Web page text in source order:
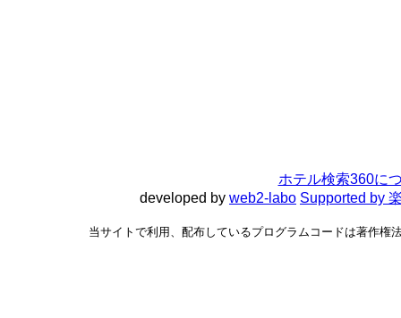
ホテル検索360に
developed by web2-labo Supported by
当サイトで利用、配布しているプログラムコードは著作